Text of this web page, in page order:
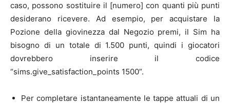
caso, possono sostituire il [numero] con quanti più punti
desiderano ricevere. Ad esempio, per acquistare la
Pozione della giovinezza dal Negozio premi, il Sim ha
bisogno di un totale di 1.500 punti, quindi i giocatori
dovrebbero inserire il codice
“sims.give_satisfaction_points 1500”.
Per completare istantaneamente le tappe attuali di un